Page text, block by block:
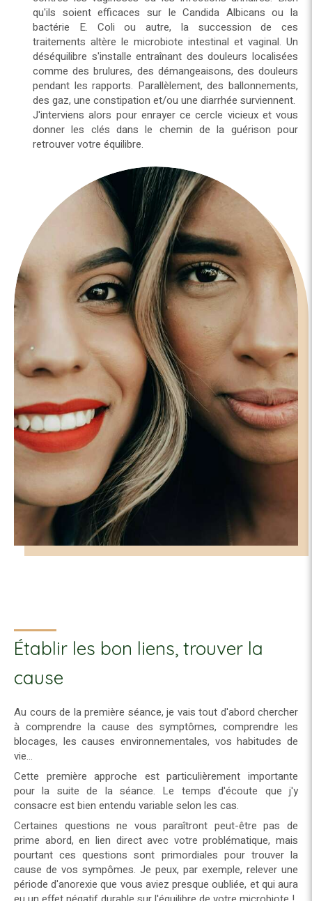
qu'ils soient efficaces sur le Candida Albicans ou la
bactérie E. Coli ou autre, la succession de ces
traitements altère le microbiote intestinal et vaginal. Un
déséquilibre s'installe entraînant des douleurs localisées
comme des brulures, des démangeaisons, des douleurs
pendant les rapports. Parallèlement, des ballonnements,
des gaz, une constipation et/ou une diarrhée surviennent.
J'interviens alors pour enrayer ce cercle vicieux et vous
donner les clés dans le chemin de la guérison pour
retrouver votre équilibre.
Établir les bon liens, trouver la
cause
Au cours de la première séance, je vais tout d'abord chercher
à comprendre la cause des symptômes, comprendre les
blocages, les causes environnementales, vos habitudes de
vie...
Cette première approche est particulièrement importante
pour la suite de la séance. Le temps d'écoute que j'y
consacre est bien entendu variable selon les cas.
Certaines questions ne vous paraîtront peut-être pas de
prime abord, en lien direct avec votre problématique, mais
pourtant ces questions sont primordiales pour trouver la
cause de vos sympômes. Je peux, par exemple, relever une
période d'anorexie que vous aviez presque oubliée, et qui aura